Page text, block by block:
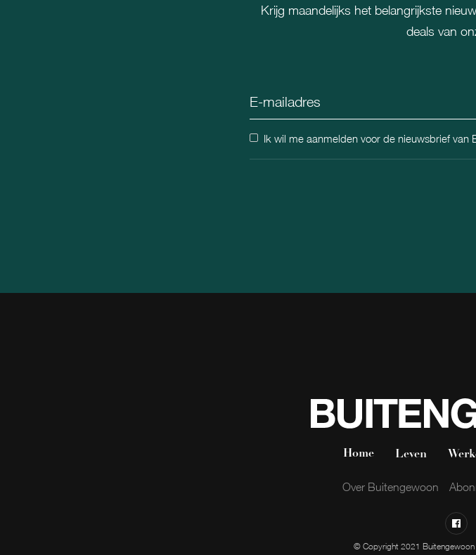
Krijg maandelijks het belangrijkste
deals van
Ik wil me aanmelden voor de nieuwsbrief van
Home Leven
Over Buitengewoon
© Copyright 2021